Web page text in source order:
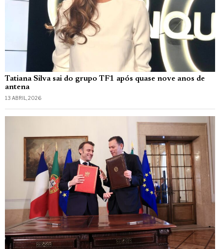
Tatiana Silva sai do grupo TF1 após quase nove anos de
antena
13 ABRIL, 2026